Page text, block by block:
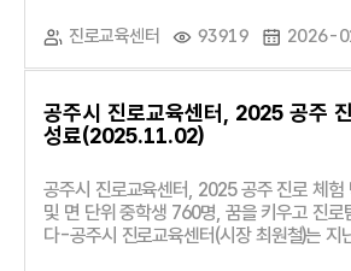
진로교육센터 93919 2026-
공주시 진로교육센터, 2025 공주
성료(2025.11.02)
공주시 진로교육센터, 2025 공주 진로 체
및 면 단위 중학생 760명, 꿈을 키우고 진로
다-공주시 진로교육센터(시장 최원철)는 지